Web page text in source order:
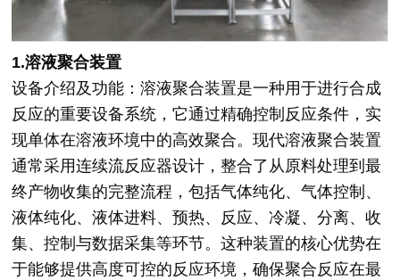
1.溶液聚合装置
设备介绍及功能：溶液聚合装置是一种用于进行合成
反应的重要设备系统，它通过精确控制反应条件，实
现单体在溶液环境中的高效聚合。现代溶液聚合装置
通常采用连续流反应器设计，整合了从原料处理到最
终产物收集的完整流程，包括气体纯化、气体控制、
液体纯化、液体进料、预热、反应、冷凝、分离、收
集、控制与数据采集等环节。这种装置的核心优势在
于能够提供高度可控的反应环境，确保聚合反应在最